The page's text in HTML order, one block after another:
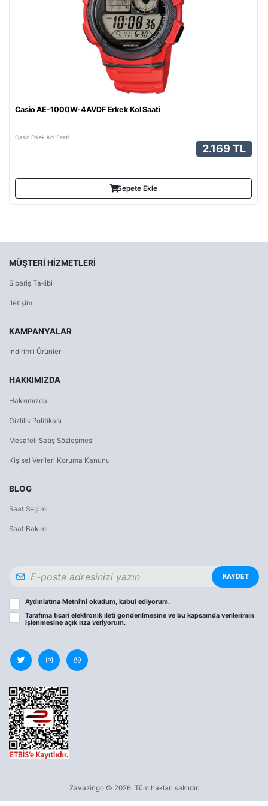
Casio AE-1000W-4AVDF Erkek Kol Saati
Casio Erkek Kol Saati
2.169 TL
Sepete Ekle
MÜŞTERI HIZMETLERI
Sipariş Takibi
İletişim
KAMPANYALAR
İndirimli Ürünler
HAKKIMIZDA
Hakkımızda
Gizlilik Politikası
Mesafeli Satış Sözleşmesi
Kişisel Verileri Koruma Kanunu
BLOG
Saat Seçimi
Saat Bakımı
KAYDET
Aydınlatma Metni’ni okudum, kabul ediyorum.
Tarafıma ticari elektronik ileti gönderilmesine ve bu kapsamda verilerimin
işlenmesine açık rıza veriyorum.
Zavazingo © 2026. Tüm hakları saklıdır.